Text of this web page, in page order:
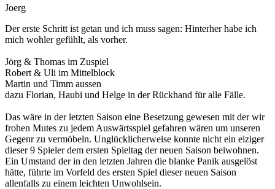
Joerg
Der erste Schritt ist getan und ich muss sagen: Hinterher habe ich
mich wohler gefühlt, als vorher.
Jörg & Thomas im Zuspiel
Robert & Uli im Mittelblock
Martin und Timm aussen
dazu Florian, Haubi und Helge in der Rückhand für alle Fälle.
Das wäre in der letzten Saison eine Besetzung gewesen mit der wir
frohen Mutes zu jedem Auswärtsspiel gefahren wären um unseren
Gegenr zu vermöbeln. Unglücklicherweise konnte nicht ein eiziger
dieser 9 Spieler dem ersten Spieltag der neuen Saison beiwohnen.
Ein Umstand der in den letzten Jahren die blanke Panik ausgelöst
hätte, führte im Vorfeld des ersten Spiel dieser neuen Saison
allenfalls zu einem leichten Unwohlsein.